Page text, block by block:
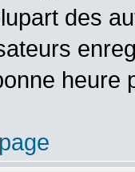
des
heure